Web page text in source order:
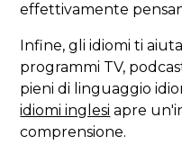
effettivamente
Infine, gli idiomi ti
programmi TV,
pieni di linguaggio
idiomi inglesi apre
comprensione.